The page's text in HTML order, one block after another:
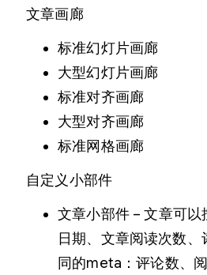
文章画廊
标准幻灯片画廊
大型幻灯片画廊
标准对齐画廊
大型对齐画廊
标准网格画廊
自定义小部件
文章小部件 – 文章可以
日期、文章阅读次数
同的meta：评论数、